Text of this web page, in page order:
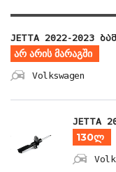
JETTA 2022-2023
არ არის მარაგში
Volkswagen
JETTA
130ლ